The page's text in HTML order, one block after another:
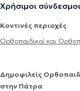
Χρήσιμοι σύνδεσμοι
Κοντινές περιοχές
Ορθοπαιδικοί και
Δημοφιλείς
στην Πάτρα